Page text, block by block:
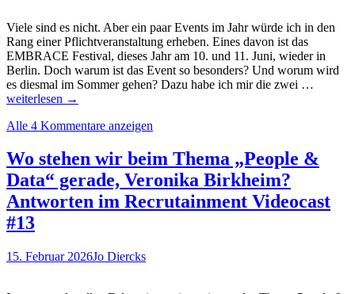
im
Schacht,
PeopleDataFriends
XChange,
EMBRACE
Viele sind es nicht. Aber ein paar Events im Jahr würde ich in den
Rang einer Pflichtveranstaltung erheben. Eines davon ist das
EMBRACE Festival, dieses Jahr am 10. und 11. Juni, wieder in
Berlin. Doch warum ist das Event so besonders? Und worum wird
es diesmal im Sommer gehen? Dazu habe ich mir die zwei …
man
zum
Festival
26,
weiterlesen →
Alle 4 Kommentare anzeigen
Wo stehen wir beim Thema „People &
Data“ gerade, Veronika Birkheim?
Antworten im Recrutainment Videocast
#13
15. Februar 2026Jo Diercks